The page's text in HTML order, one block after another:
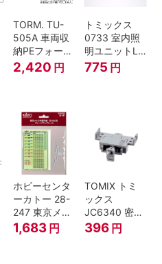
TORM. TU-
505A 車両収
納PEフォーム
12両用 (ライ
トグレー) 2枚
2,420 円
トミックス
0733 室内照
明ユニットLC
(白色)
775 円
ホビーセンタ
ーカトー 28-
247 東京メト
ロ半蔵門線
18000系グレ
1,683 円
TOMIX トミ
ックス
JC6340 密連
形TNカプラー
396 円